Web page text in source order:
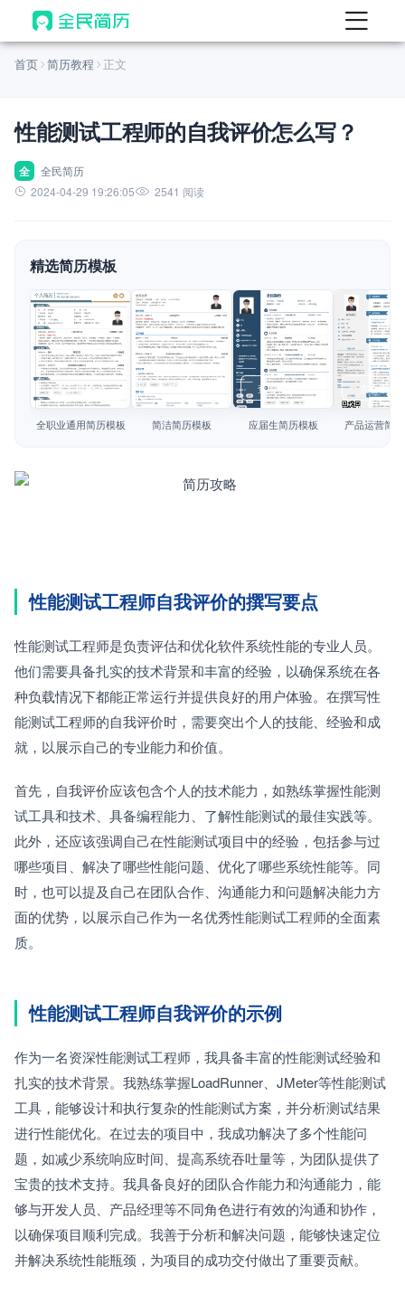
首页
AI 生成简历
AI 优化简历
AI 翻译简历
AI 模拟面试
面试自我介绍
AI 职场工具 New
简历模板
简历教程
首页 简历教程 正文
性能测试工程师的自我评价怎么写？
全
全民简历
2024-04-29 19:26:05
2541 阅读
精选简历模板
查看模板
全职业通用简历模板
查看模板
简洁简历模板
查看模板
应届生简历模板
查看模板
产品运营简
性能测试工程师自我评价的撰写要点
性能测试工程师是负责评估和优化软件系统性能的专业人员。
他们需要具备扎实的技术背景和丰富的经验，以确保系统在各
种负载情况下都能正常运行并提供良好的用户体验。在撰写性
能测试工程师的自我评价时，需要突出个人的技能、经验和成
就，以展示自己的专业能力和价值。
首先，自我评价应该包含个人的技术能力，如熟练掌握性能测
试工具和技术、具备编程能力、了解性能测试的最佳实践等。
此外，还应该强调自己在性能测试项目中的经验，包括参与过
哪些项目、解决了哪些性能问题、优化了哪些系统性能等。同
时，也可以提及自己在团队合作、沟通能力和问题解决能力方
面的优势，以展示自己作为一名优秀性能测试工程师的全面素
质。
性能测试工程师自我评价的示例
作为一名资深性能测试工程师，我具备丰富的性能测试经验和
扎实的技术背景。我熟练掌握LoadRunner、JMeter等性能测试
工具，能够设计和执行复杂的性能测试方案，并分析测试结果
进行性能优化。在过去的项目中，我成功解决了多个性能问
题，如减少系统响应时间、提高系统吞吐量等，为团队提供了
宝贵的技术支持。我具备良好的团队合作能力和沟通能力，能
够与开发人员、产品经理等不同角色进行有效的沟通和协作，
以确保项目顺利完成。我善于分析和解决问题，能够快速定位
并解决系统性能瓶颈，为项目的成功交付做出了重要贡献。